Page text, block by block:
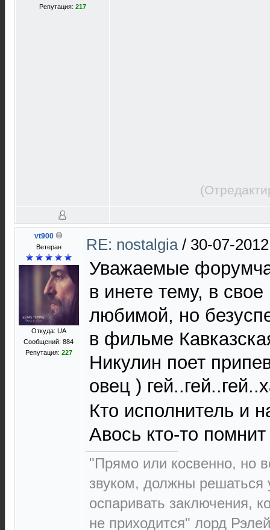
Репутация: 217
vt900
Ветеран
Откуда: UA
Сообщений: 884
Репутация: 227
RE: nostalgia / 30-07-
Уважаемые
в инете тему, в
любимой, но
в фильме
Никулин поет
овец )
Кто исполнитель и
Авось кто-то
"Прямо или косвенно, но
звуком, должны решаться
оспаривать заключения,
не приходится" лорд